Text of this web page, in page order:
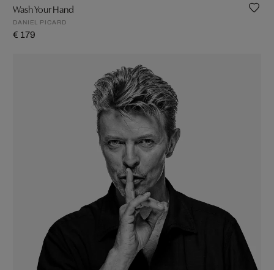
Wash Your Hand
DANIEL PICARD
€ 179